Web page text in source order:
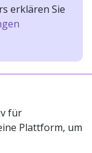
erklären Sie
für
Plattform, um